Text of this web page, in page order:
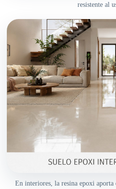
resistente al
En interiores, la resina epoxi